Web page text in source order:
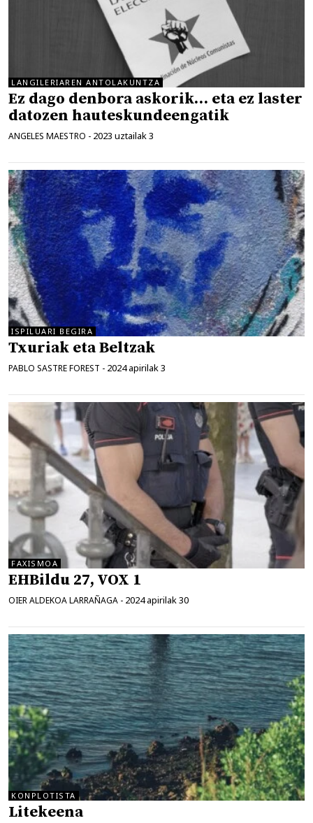
LANGILERIAREN ANTOLAKUNTZA
Ez dago denbora askorik… eta ez laster
datozen hauteskundeengatik
ANGELES MAESTRO - 2023 uztailak 3
ISPILUARI BEGIRA
Txuriak eta Beltzak
PABLO SASTRE FOREST - 2024 apirilak 3
FAXISMOA
EHBildu 27, VOX 1
OIER ALDEKOA LARRAÑAGA - 2024 apirilak 30
KONPLOTISTA
Litekeena